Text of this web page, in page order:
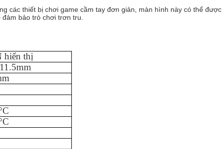
các thiết bị chơi game cầm tay đơn giản, màn hình này có thể
bảo trò chơi trơn tru.
hiển thị